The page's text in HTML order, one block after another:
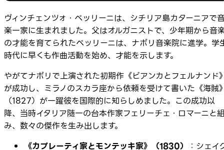
ヴィンチェンツォ・ベッリーニは、シチリア島カターニアで
楽一家に生まれました。父はオルガニストで、少年期から音
の才能を育てられたベッリーニは、ナポリ音楽院に進学。学
時代に早くも作曲活動を始め、才能を示します。
やがてナポリで上演された初期作《ビアンカとフェルナンド
が成功し、ミラノのスカラ座から依頼を受けて書いた《海賊
（1827）が一躍彼を国際的に知らしめました。この成功以
降、当時イタリア随一の台本作家フェリーチェ・ロマーニと
み、数々の傑作を生み出します。
《カプレーティ家とモンテッキ家》（1830）
：シェイ